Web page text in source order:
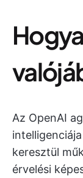
Az OpenAI
keresztül
érvelési